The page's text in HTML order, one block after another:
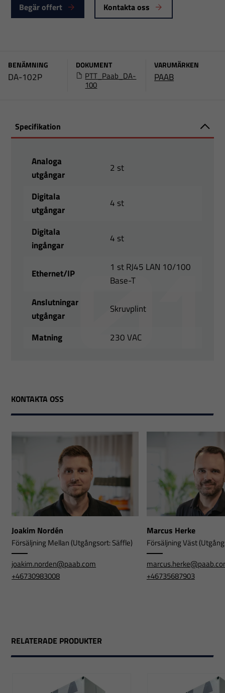
Begär offert Kontakta oss
BENÄMNING
DA-102P
DOKUMENT
PTT_Paab_DA-
100
VARUMÄRKEN
PAAB
Specifikation
Analoga
utgångar
2 st
Digitala
utgångar
4 st
Digitala
ingångar
4 st
Ethernet/IP
1 st RJ45 LAN 10/100
Base-T
Anslutningar
utgångar
Skruvplint
Matning 230 VAC
KONTAKTA OSS
Joakim Nordén
Försäljning Mellan (Utgångsort: Säffle)
joakim.norden@paab.com
+46730983008
Marcus Herke
Försäljning Väst
+46735687903
RELATERADE PRODUKTER